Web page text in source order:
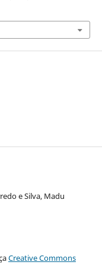
e Silva, Madu
Creative Commons